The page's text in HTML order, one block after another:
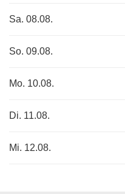
Sa. 08.08.
So. 09.08.
Mo. 10.08.
Di. 11.08.
Mi. 12.08.